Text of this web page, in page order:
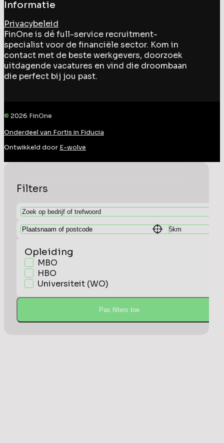
Informatie
Privacybeleid
FinOne is dé full-service recruitment-
specialist voor de financiële sector. Kom in
contact met de beste werkgevers, doorzoek
uitdagende vacatures en vind die droombaan
die perfect bij jou past.
© 2026 FinOne
Onderdeel van Fortis in Fiducia
Ontwikkeld door E-wolve
Filters
Opleiding
MBO
HBO
Universiteit (WO)
Pas filters toe